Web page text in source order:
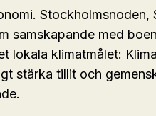
Stockholmsnoden,
samskapande med
lokala klimatmålet:
stärka tillit och